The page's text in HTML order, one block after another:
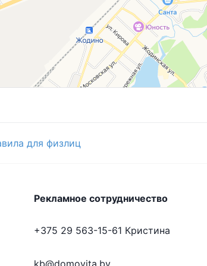
и желаемым результатом!
Моя 7Я»
для физлиц
Рекламное сотрудничество
+375 29 563-15-61 Кристина
kb@domovita.by